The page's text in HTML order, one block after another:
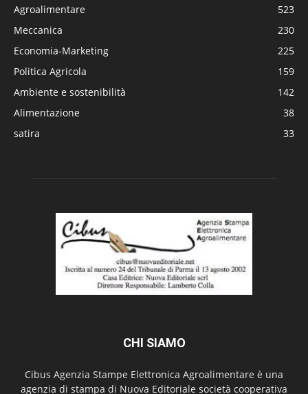
Agroalimentare
523
Meccanica
230
Economia-Marketing
225
Politica Agricola
159
Ambiente e sostenibilità
142
Alimentazione
38
satira
33
CHI SIAMO
Cibus Agenzia Stampe Elettronica Agroalimentare è una
agenzia di stampa di Nuova Editoriale società cooperativa